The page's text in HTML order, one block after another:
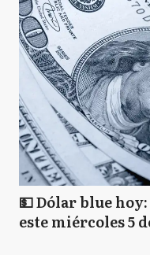
💵 Dólar blue
este miércoles 5